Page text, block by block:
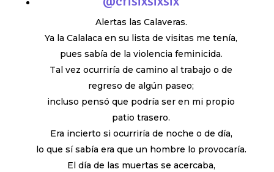
Alertas las Calaveras.
Ya la Calalaca en su lista de visitas me tenía,
pues sabía de la violencia feminicida.
Tal vez ocurriría de camino al trabajo o de
regreso de algún paseo;
incluso pensó que podría ser en mi propio
patio trasero.
Era incierto si ocurriría de noche o de día,
lo que sí sabía era que un hombre lo provocaría.
El día de las muertas se acercaba,